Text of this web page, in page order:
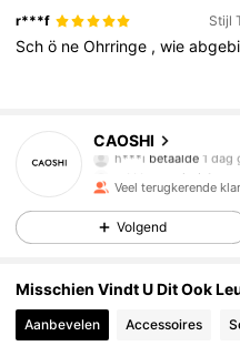
r***f Stijl
Schö neOhrringe ,wie
CAOSHI
m***r gevolgd 4 uur
Veel terugkerende
Volgend
Misschien Vindt U Dit Ook
Aanbevelen Accessoires